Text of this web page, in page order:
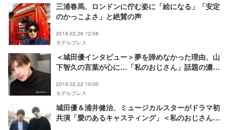
三浦春馬、ロンドンに佇む姿に「絵になる」「安定
のかっこよさ」と絶賛の声
2019.02.26 12:08
モデルプレス
＜城田優インタビュー＞夢を諦めなかった理由、山
下智久の言葉が心に…「私のおじさん」話題の濃厚
2019.02.22 10:00
モデルプレス
城田優＆浦井健治、ミュージカルスターがドラマ初
共演「愛のあるキャスティング」＜私のおじさん～